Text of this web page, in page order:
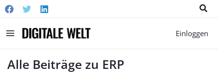
Main
Einloggen
Alle Beiträge zu ERP